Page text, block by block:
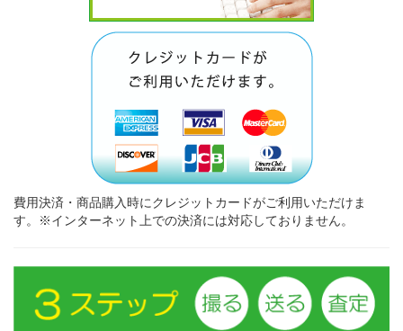
費用決済・商品購入時にクレジットカードがご利用いただけま
す。※インターネット上での決済には対応しておりません。